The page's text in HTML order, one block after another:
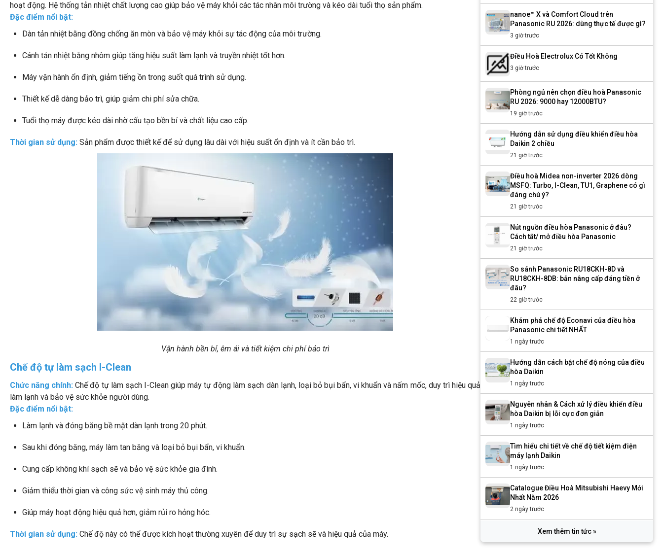
hoạt động. Hệ thống tản nhiệt chất lượng cao giúp bảo vệ máy khỏi các tác nhân môi trường và kéo dài tuổi thọ sản phẩm.
Đặc điểm nổi bật:
Dàn tản nhiệt bằng đồng chống ăn mòn và bảo vệ máy khỏi sự tác động của môi trường.
Cánh tản nhiệt bằng nhôm giúp tăng hiệu suất làm lạnh và truyền nhiệt tốt hơn.
Máy vận hành ổn định, giảm tiếng ồn trong suốt quá trình sử dụng.
Thiết kế dễ dàng bảo trì, giúp giảm chi phí sửa chữa.
Tuổi thọ máy được kéo dài nhờ cấu tạo bền bỉ và chất liệu cao cấp.
Thời gian sử dụng: Sản phẩm được thiết kế để sử dụng lâu dài với hiệu suất ổn định và ít cần bảo trì.
Vận hành bền bỉ, êm ái và tiết kiệm chi phí bảo trì
Chế độ tự làm sạch I-Clean
Chức năng chính:Chế độ tự làm sạch I-Clean giúp máy tự động làm sạch dàn lạnh, loại bỏ bụi bẩn, vi khuẩn và nấm mốc, duy trì hiệu quả
làm lạnh và bảo vệ sức khỏe người dùng.
Đặc điểm nổi bật:
Làm lạnh và đóng băng bề mặt dàn lạnh trong 20 phút.
Sau khi đóng băng, máy làm tan băng và loại bỏ bụi bẩn, vi khuẩn.
Cung cấp không khí sạch sẽ và bảo vệ sức khỏe gia đình.
Giảm thiểu thời gian và công sức vệ sinh máy thủ công.
Giúp máy hoạt động hiệu quả hơn, giảm rủi ro hỏng hóc.
Thời gian sử dụng: Chế độ này có thể được kích hoạt thường xuyên để duy trì sự sạch sẽ và hiệu quả của máy.
nanoe™ X và Comfort Cloud trên
Panasonic RU 2026: dùng thực tế được gì?
3 giờ trước
Điều Hoà Electrolux Có Tốt Không
3 giờ trước
Phòng ngủ nên chọn điều hoà Panasonic
RU 2026: 9000 hay 12000BTU?
19 giờ trước
Hướng dẫn sử dụng điều khiển điều hòa
Daikin 2 chiều
21 giờ trước
Điều hoà Midea non-inverter 2026 dòng
MSFQ: Turbo, I-Clean, TU1, Graphene có gì
đáng chú ý?
21 giờ trước
Nút nguồn điều hòa Panasonic ở đâu?
Cách tắt/ mở điều hòa Panasonic
21 giờ trước
So sánh Panasonic RU18CKH-8D và
RU18CKH-8DB: bản nâng cấp đáng tiền ở
đâu?
22 giờ trước
Khám phá chế độ Econavi của điều hòa
Panasonic chi tiết NHẤT
1 ngày trước
Hướng dẫn cách bật chế độ nóng của điều
hòa Daikin
1 ngày trước
Nguyên nhân & Cách xử lý điều khiển điều
hòa Daikin bị lỗi cực đơn giản
1 ngày trước
Tìm hiểu chi tiết về chế độ tiết kiệm điện
máy lạnh Daikin
1 ngày trước
Catalogue Điều Hoà Mitsubishi Haevy Mới
Nhất Năm 2026
2 ngày trước
Xem thêm tin tức »